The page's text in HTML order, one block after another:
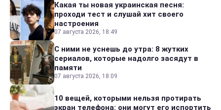
Какая ты новая украинская песня:
проходи тест и слушай хит своего
настроения
07 августа 2026, 18:49
С ними не уснешь до утра: 8 жутких
сериалов, которые надолго засядут в
памяти
07 августа 2026, 18:09
10 вещей, которыми нельзя протирать
экран телефона: они могут его испортить